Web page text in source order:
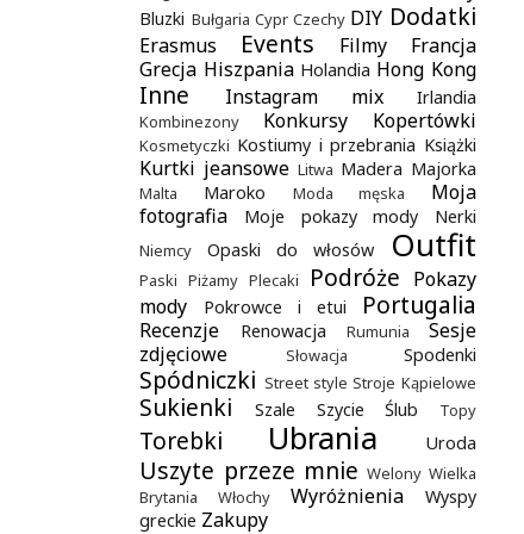
Bluzki Bułgaria Cypr Czechy DIY Dodatki
Erasmus Events Filmy
Francja
Grecja Hiszpania Holandia Hong Kong
Inne Instagram mix Irlandia
Kombinezony Konkursy Kopertówki
Kosmetyczki Kostiumy i przebrania Książki
Kurtki jeansowe Litwa Madera Majorka
Malta Maroko Moda męska
Moja
fotografia
Moje pokazy mody Nerki
Niemcy Opaski do włosów Outfit
Paski Piżamy Plecaki Podróże Pokazy
mody
Pokrowce i etui Portugalia
Recenzje Renowacja Rumunia
Sesje
zdjęciowe
Słowacja Spodenki
Spódniczki Street style Stroje Kąpielowe
Sukienki Szale Szycie Ślub Topy
Torebki Ubrania Uroda
Uszyte przeze mnie Welony Wielka
Brytania
Włochy Wyróżnienia
Wyspy
greckie Zakupy